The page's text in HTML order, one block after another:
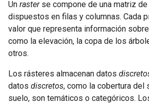
Un rasterse compone de una matriz
dispuestos en filas y columnas. Cada
valor que representa información
como la elevación, la copa de los
otros.
Los rásteres almacenan datos
datos discretos, como la cobertura del
suelo, son temáticos o categóricos.